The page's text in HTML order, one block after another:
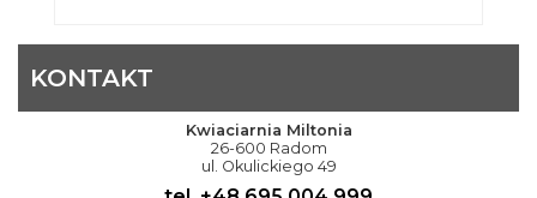
KONTAKT
Kwiaciarnia Miltonia
26-600 Radom
ul. Okulickiego 49